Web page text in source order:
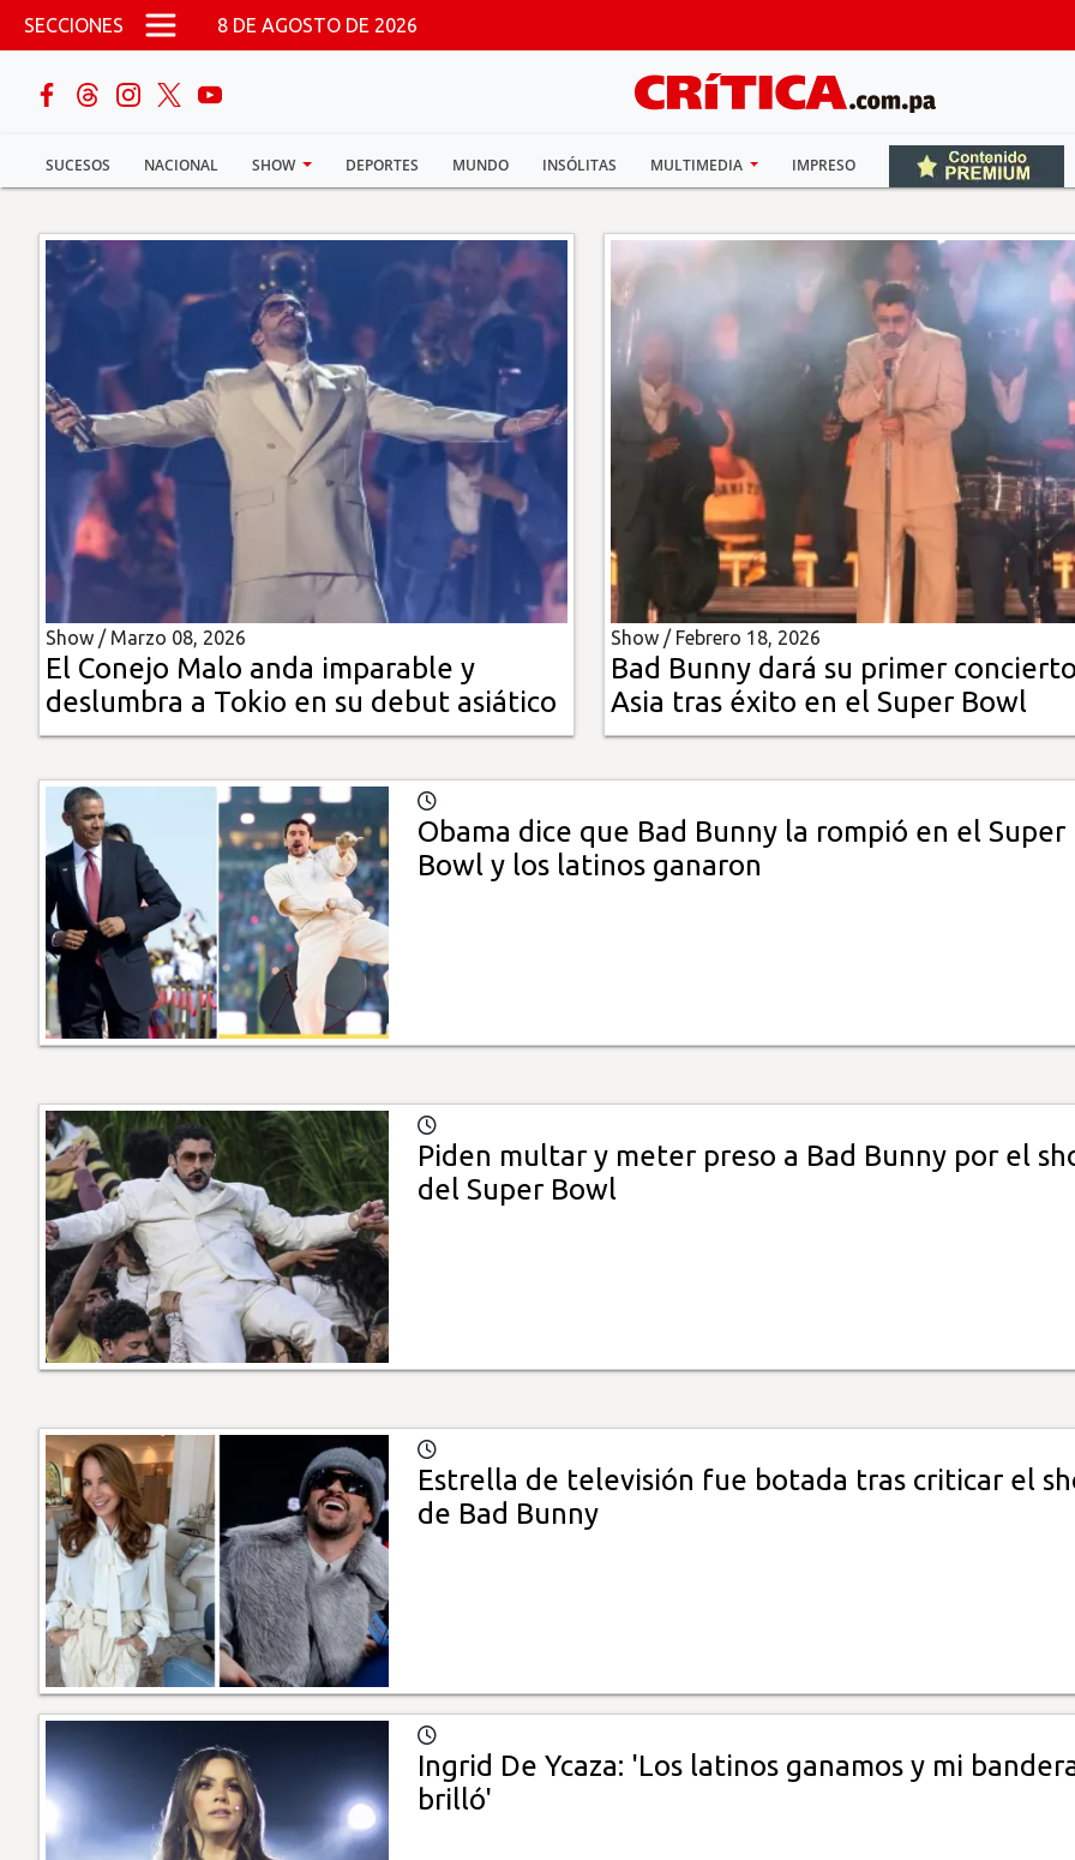
Pasar al contenido principal
SECCIONES 8 DE AGOSTO DE 2026
SUCESOS NACIONAL SHOW DEPORTES MUNDO INSÓLITAS MULTIMEDIA IMPRESO
buscar
Sucesos
Nacional
Política
Show
Deportes
Mundo
Insólitas
Multimedia
Impreso
Show / Marzo 08, 2026
El Conejo Malo anda imparable y
deslumbra a Tokio en su debut asiático
Show / Febrero 18, 2026
Bad Bunny dará su primer
Asia tras éxito en el Super Bowl
Obama dice que Bad Bunny la rompió en el Super
Bowl y los latinos ganaron
Piden multar y meter preso a Bad Bunny por el
del Super Bowl
Estrella de televisión fue botada tras criticar el
de Bad Bunny
Ingrid De Ycaza: 'Los latinos ganamos y mi
brilló'